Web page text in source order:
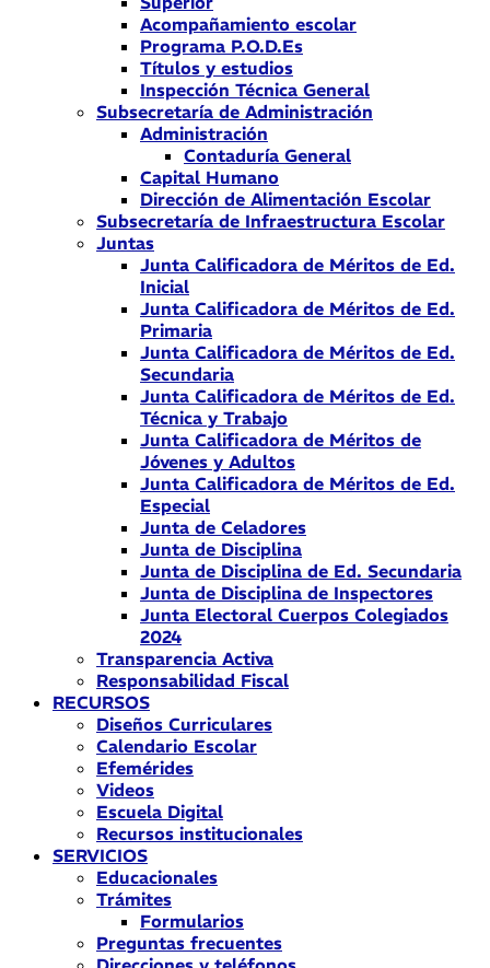
Acompañamiento escolar
Programa P.O.D.Es
Títulos y estudios
Inspección Técnica General
Subsecretaría de Administración
Administración
Contaduría General
Capital Humano
Dirección de Alimentación Escolar
Subsecretaría de Infraestructura Escolar
Juntas
Junta Calificadora de Méritos de Ed.
Inicial
Junta Calificadora de Méritos de Ed.
Primaria
Junta Calificadora de Méritos de Ed.
Secundaria
Junta Calificadora de Méritos de Ed.
Técnica y Trabajo
Junta Calificadora de Méritos de
Jóvenes y Adultos
Junta Calificadora de Méritos de Ed.
Especial
Junta de Celadores
Junta de Disciplina
Junta de Disciplina de Ed. Secundaria
Junta de Disciplina de Inspectores
Junta Electoral Cuerpos Colegiados
2024
Transparencia Activa
Responsabilidad Fiscal
RECURSOS
Diseños Curriculares
Calendario Escolar
Efemérides
Videos
Escuela Digital
Recursos institucionales
SERVICIOS
Educacionales
Trámites
Formularios
Preguntas frecuentes